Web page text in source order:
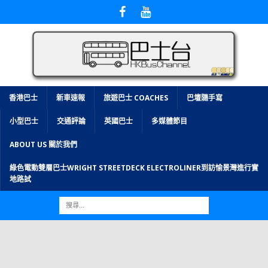
香港巴士 新車速報 旅遊巴士 COACHES 巴壇隨手寫
小型巴士 交通評論 英國巴士 多媒體節目
ABOUT US 關於我們
綠色電動雙層巴士WRIGHT STREETDECK ELECTROLINER到訪愉景灣進行實
地路試